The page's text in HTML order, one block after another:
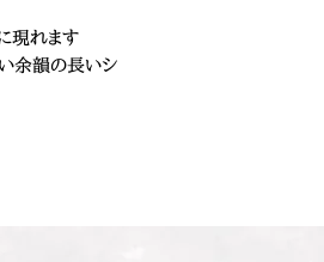
現れます
い余韻の長いシ